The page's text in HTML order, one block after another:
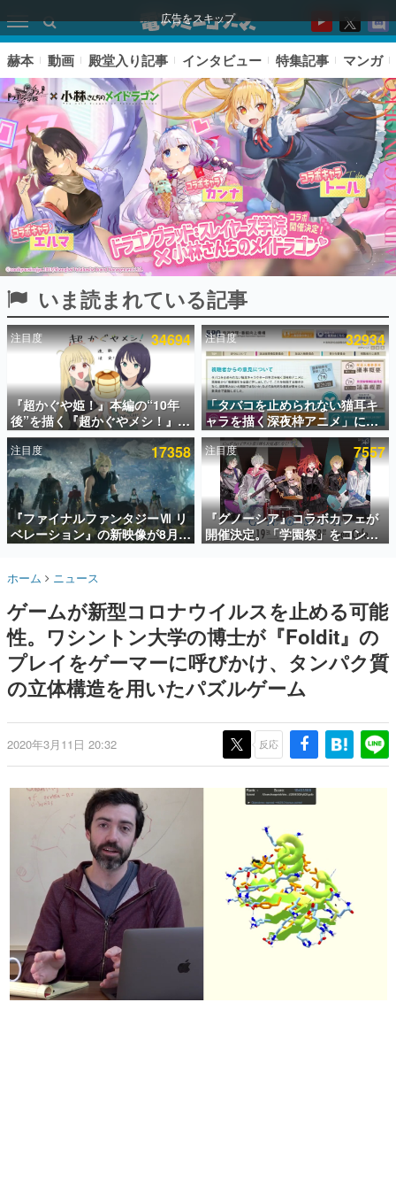
広告をスキップ
ピックアップ
電ファミのいま読まれている記事ランキング
アプリセール情報
インタビュー
連載・特集一覧
殿堂入り記事
SNS拡散数が数千以上！ ページビュー数万以上！ などな
ど。多くの人々に読まれた、電ファミ渾身の“殿堂入り”記
事をまとめました。
名作ゲームクリエイターの方々に製作時のエピソードをお
きます。
赫本
この物語を解いてはいけない。『赫本』は、〈試験問題〉
の形をした短編ホラー小説集です。
これからのデジタルゲーム市場を担う若きクリエイター達
の姿を追い、彼らのルーツと情熱を探っていきます。
ゲームに多大な影響を受けた作家さんに取材し、ゲームが
日本のコンテンツ産業やカルチャーに与えた影響を探る企
画です。
日本モバイルゲーム産業史
日本のモバイルゲーム史における主要なトピック・タイト
ルを網羅するほか、開発者へのインタビューや識者による
解説を掲載。約20年の歴史が一望できる決定版！
若ゲのいたり〜ゲームクリエイターの青春〜
『うつヌケ』『ペンと箸』等で知られるマンガ家・田中圭
一先生によるゲーム業界レポートマンガです。
なんでゲームは面白い？
赫本 動画 殿堂入り記事 インタビュー 特集記事 マンガ
いま読まれている記事
注目度 34694
『超かぐや姫！』本編の“10年
後”を描く『超かぐやメシ！』
Web連載決定。新たなWebマン
ガレーベル「ビビビコミック」
にて特別話が掲載スタート、あ
のお話には…まだ続きがある！
注目度 32934
「タバコを止められない猫耳キ
ャラを描く深夜枠アニメ」に視
聴者の一部から批判意見。違法
薬物の使用と思しき描写も含め
て、BPOが議論を交わす
注目度 17358
『ファイナルファンタジーⅦ リ
ベレーション』の新映像が8月
26日早朝に公開へ。『FF7』リ
「gamescom」のオープニング
ナイトライブにてディレクター
の浜口直樹氏が登壇する予定
注目度 7557
『グノーシア』コラボカフェが
開催決定。「学園祭」をコンセ
プトに、模擬店やセツやSQ、ラ
ホーム ニュース
ゲームが新型コロナウイルスを止める可能
性。ワシントン大学の博士が『Foldit』の
プレイをゲーマーに呼びかけ、タンパク質
の立体構造を用いたパズルゲーム
2020年3月11日 20:32 反応